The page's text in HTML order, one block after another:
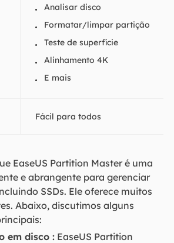
Analisar disco
Formatar/limpar partição
Teste de superfície
Alinhamento 4K
E mais
Fácil para todos
EaseUS Partition Master é uma
e abrangente para gerenciar
SSDs. Ele oferece muitos
Abaixo, discutimos alguns
em disco :EaseUS Partition